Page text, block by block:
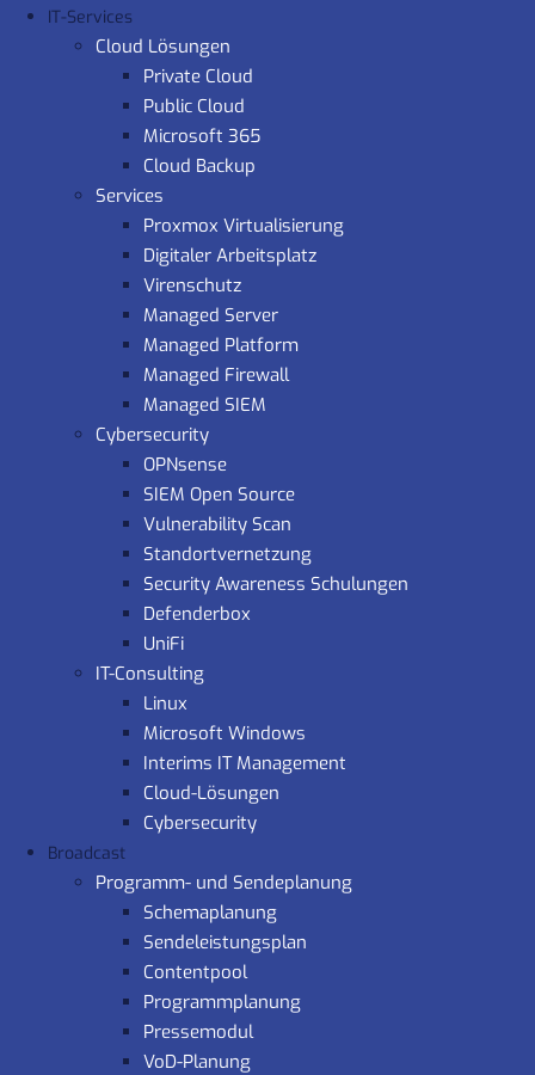
IT-Services
Cloud Lösungen
Private Cloud
Public Cloud
Microsoft 365
Cloud Backup
Services
Proxmox Virtualisierung
Digitaler Arbeitsplatz
Virenschutz
Managed Server
Managed Platform
Managed Firewall
Managed SIEM
Cybersecurity
OPNsense
SIEM Open Source
Vulnerability Scan
Standortvernetzung
Security Awareness Schulungen
Defenderbox
UniFi
IT-Consulting
Linux
Microsoft Windows
Interims IT Management
Cloud-Lösungen
Cybersecurity
Broadcast
Programm- und Sendeplanung
Schemaplanung
Sendeleistungsplan
Contentpool
Programmplanung
Pressemodul
VoD-Planung